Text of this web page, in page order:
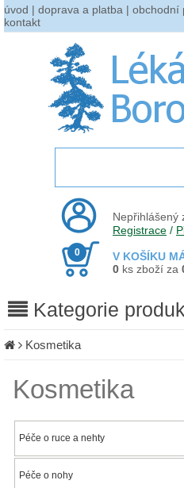
úvod | doprava a platba | obchodní
kontakt
Nepřihlášený
Registrace /
V KOŠÍKU
0
0 ks zboží za
Kategorie
Kosmetika
Kosmetika
Péče o ruce a nehty
Péče o nohy